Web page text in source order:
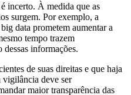
incerto. À medida que as
surgem. Por exemplo, a
data prometem aumentar a
tempo trazem
informações.
de suas direitas e que haja
deve ser
maior transparência das